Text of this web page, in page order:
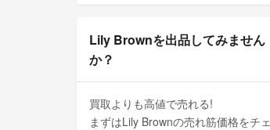
Lily Brownを出品してみません
か？
買取よりも高値で売れる!
まずはLily Brownの売れ筋価格をチェ